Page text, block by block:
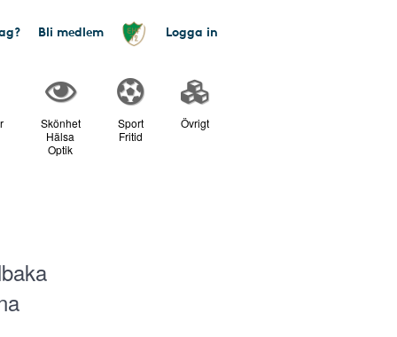
Bli medlem Logga in
Skönhet
Hälsa
Optik
Sport
Fritid
Övrigt